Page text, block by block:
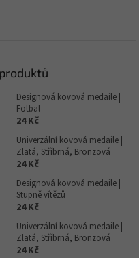
Designová kovová medaile |
Fotbal
24 Kč
Univerzální kovová medaile |
Zlatá, Stříbrná, Bronzová
24 Kč
Designová kovová medaile |
Stupně vítězů
24 Kč
Univerzální kovová medaile |
Zlatá, Stříbrná, Bronzová
24 Kč